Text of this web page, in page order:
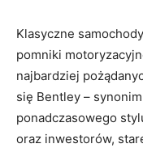
Klasyczne
pomniki
najbardziej
się Bentley –
ponadczasowego
oraz inwestorów,